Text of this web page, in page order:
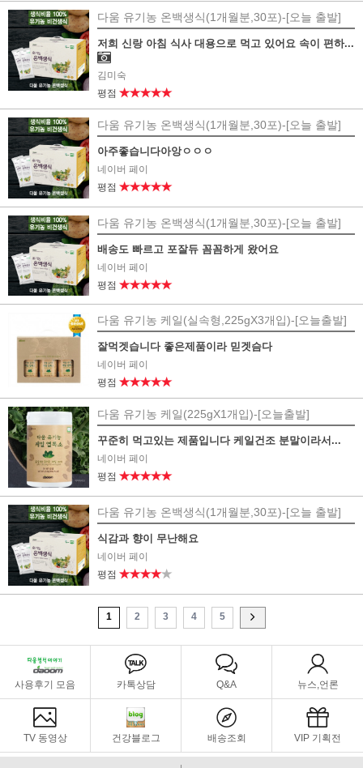
다움 유기농 온백생식(1개월분,30포)-[오늘 출발]
저희 신랑 아침 식사 대용으로 먹고 있어요 속이 편하...
김미숙
평점 ★★★★★
다움 유기농 온백생식(1개월분,30포)-[오늘 출발]
아주좋습니다아앙ㅇㅇㅇ
네이버 페이
평점 ★★★★★
다움 유기농 온백생식(1개월분,30포)-[오늘 출발]
배송도 빠르고 포잘듀 꼼꼼하게 왔어요
네이버 페이
평점 ★★★★★
다움 유기농 케일(실속형,225gX3개입)-[오늘출발]
잘먹겟습니다 좋은제품이라 믿겟슴다
네이버 페이
평점 ★★★★★
다움 유기농 케일(225gX1개입)-[오늘출발]
꾸준히 먹고있는 제품입니다 케일건조 분말이라서...
네이버 페이
평점 ★★★★★
다움 유기농 온백생식(1개월분,30포)-[오늘 출발]
식감과 향이 무난해요
네이버 페이
평점 ★★★★★
1 2 3 4 5
사용후기 모음 카톡상담 Q&A 뉴스,언론
TV 동영상 건강블로그 배송조회 VIP 기획전